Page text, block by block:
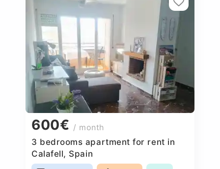
600€ / month
3 bedrooms apartment for rent in
Calafell, Spain